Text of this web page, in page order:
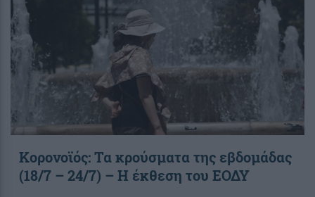
Κορονοϊός: Τα κρούσματα της εβδομάδας
(18/7 – 24/7) – Η έκθεση του ΕΟΔΥ